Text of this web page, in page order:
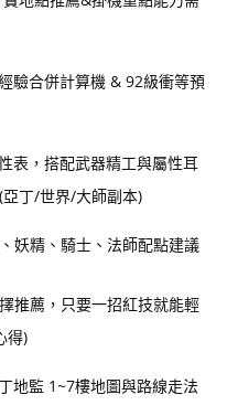
驗合併計算機 & 92級衝等預
表，搭配武器精工與屬性耳
丁/世界/大師副本)
妖精、騎士、法師配點建議
推薦，只要一招紅技就能輕
得)
地監 1~7樓地圖與路線走法